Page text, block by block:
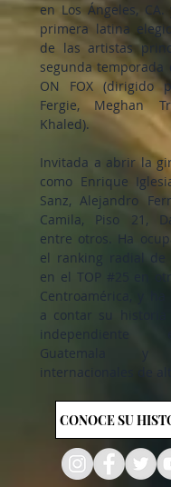
en Los Ángeles, CA.
primera latina
de las artistas
segunda temporada
ON FOX (dirigido
Fergie, Meghan
Khaled).
Invitada a abrir la
como Enrique
Sanz, Alejandro
Camila, Piso 21,
entre otros. Ha
el ranking radial de
en el TOP #25 en
Centroamérica, y
a contar su historia
Guatemala y
internacionales de
CONOCE SU